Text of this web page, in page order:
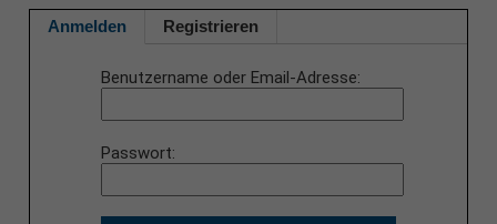
Anmelden Registrieren
Benutzername oder Email-Adresse
Passwort